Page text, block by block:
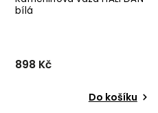
bílá
898 Kč
Do košíku